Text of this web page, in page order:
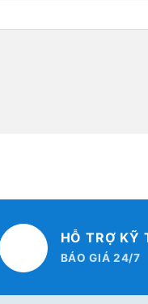
HỖ TRỢ KỸ
BÁO GIÁ 24/7